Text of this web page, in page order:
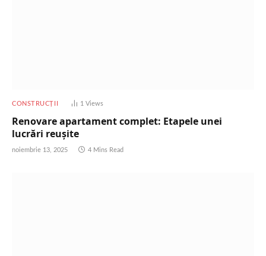
CONSTRUCȚII 1Views
Renovare apartament complet: Etapele unei
lucrări reușite
noiembrie 13, 2025 4 Mins Read